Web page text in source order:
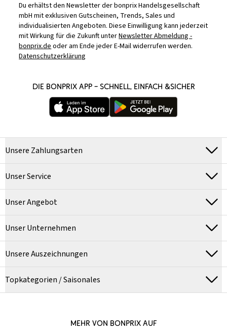
Du erhältst den Newsletter der bonprix Handelsgesellschaft
mbH mit exklusiven Gutscheinen, Trends, Sales und
individualisierten Angeboten. Diese Einwilligung kann jederzeit
mit Wirkung für die Zukunft unterNewsletter Abmeldung -
bonprix.deoder am Ende jeder E-Mail widerrufen werden.
Datenschutzerklärung
DIE BONPRIX APP – SCHNELL, EINFACH &SICHER
Unsere Zahlungsarten
Unser Service
Unser Angebot
Unser Unternehmen
Unsere Auszeichnungen
Topkategorien / Saisonales
MEHR VON BONPRIX AUF